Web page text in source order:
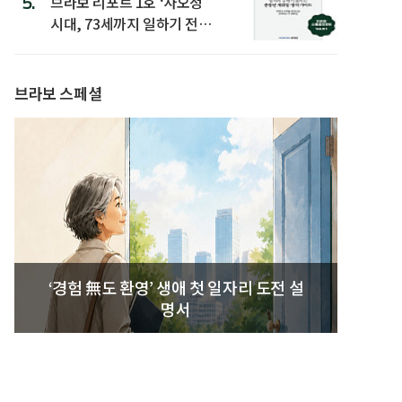
시대, 73세까지 일하기 전략’
브라보 스페셜
‘경험 無도 환영’ 생애 첫 일자리 도전 설
명서